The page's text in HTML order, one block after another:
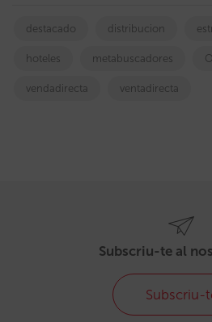
destacado distribucion
hoteles metabuscadores
vendadirecta ventadirecta
Subscriu-te al
Subscriu-